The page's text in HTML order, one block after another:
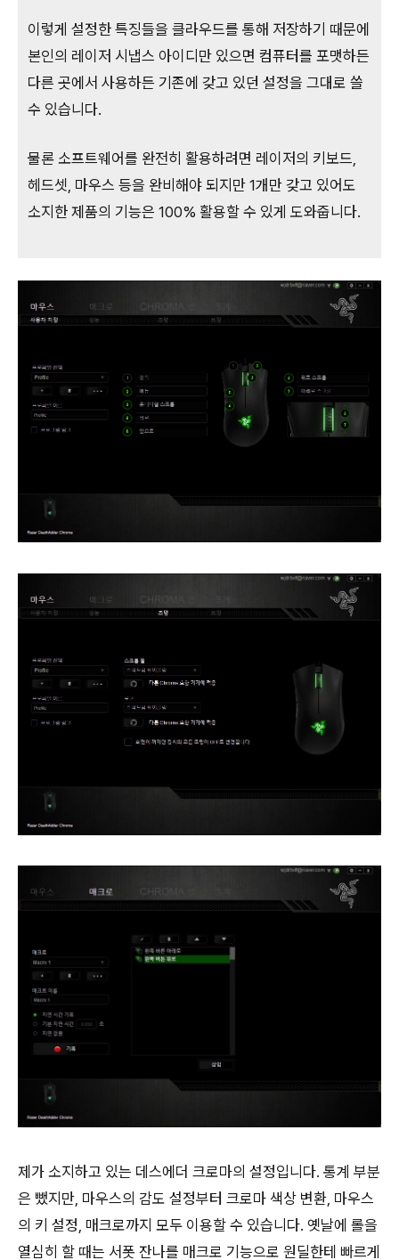
이렇게 설정한 특징들을 클라우드를 통해 저장하기 때문에
본인의 레이저 시냅스 아이디만 있으면 컴퓨터를 포맷하든
다른 곳에서 사용하든 기존에 갖고 있던 설정을 그대로 쓸
수 있습니다.
물론 소프트웨어를 완전히 활용하려면 레이저의 키보드,
헤드셋, 마우스 등을 완비해야 되지만 1개만 갖고 있어도
소지한 제품의 기능은 100% 활용할 수 있게 도와줍니다.
제가 소지하고 있는 데스에더 크로마의 설정입니다. 통계 부분
은 뺐지만, 마우스의 감도 설정부터 크로마 색상 변환, 마우스
의 키 설정, 매크로까지 모두 이용할 수 있습니다. 옛날에 롤을
열심히 할 때는 서폿 잔나를 매크로 기능으로 원딜한테 빠르게